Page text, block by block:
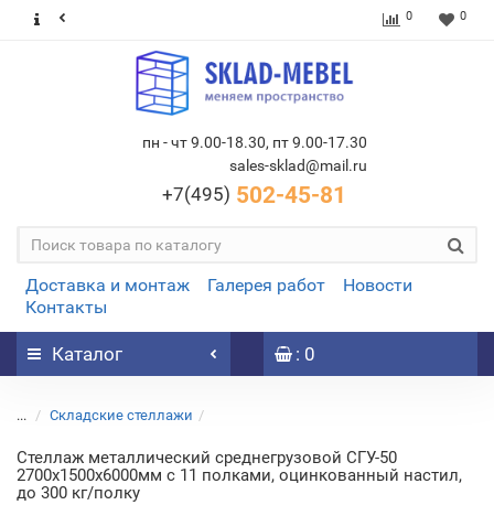
0 0
пн - чт 9.00-18.30, пт 9.00-17.30
sales-sklad@mail.ru
+7(495) 502-45-81
Доставка и монтаж Галерея работ
Новости
Контакты
Каталог : 0
... Складские стеллажи
Стеллаж металлический среднегрузовой СГУ-50
2700х1500х6000мм с 11 полками, оцинкованный настил,
до 300 кг/полку